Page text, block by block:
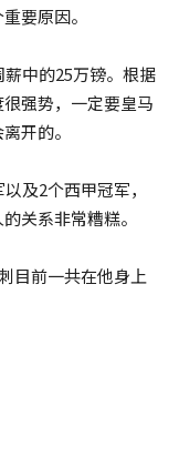
要原因。
中的25万镑。根据
强势，一定要皇马
开的。
及2个西甲冠军，
关系非常糟糕。
目前一共在他身上